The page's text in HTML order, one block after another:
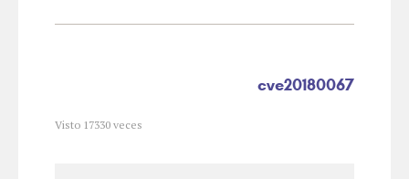
cve20180067
Visto 17330 veces